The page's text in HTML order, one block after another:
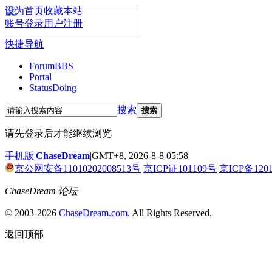
设为首页收藏本站
账号登录用户注册
快捷导航
ForumBBS
Portal
StatusDoing
搜索 搜索
请先登录后才能继续浏览
手机版|ChaseDream|GMT+8, 2026-8-8 05:58
京公网安备11010202008513号 京ICP证101109号 京ICP备
ChaseDream 论坛
© 2003-2026 ChaseDream.com. All Rights Reserved.
返回顶部